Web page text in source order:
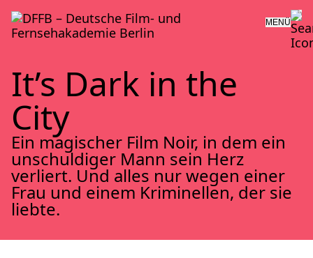
MENÜ
It’s Dark in the
City
Ein magischer Film Noir, in dem ein
unschuldiger Mann sein Herz
verliert. Und alles nur wegen einer
Frau und einem Kriminellen, der sie
liebte.